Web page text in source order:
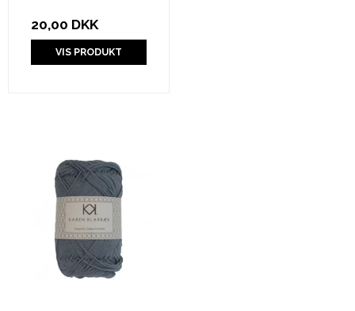
20,00 DKK
VIS PRODUKT